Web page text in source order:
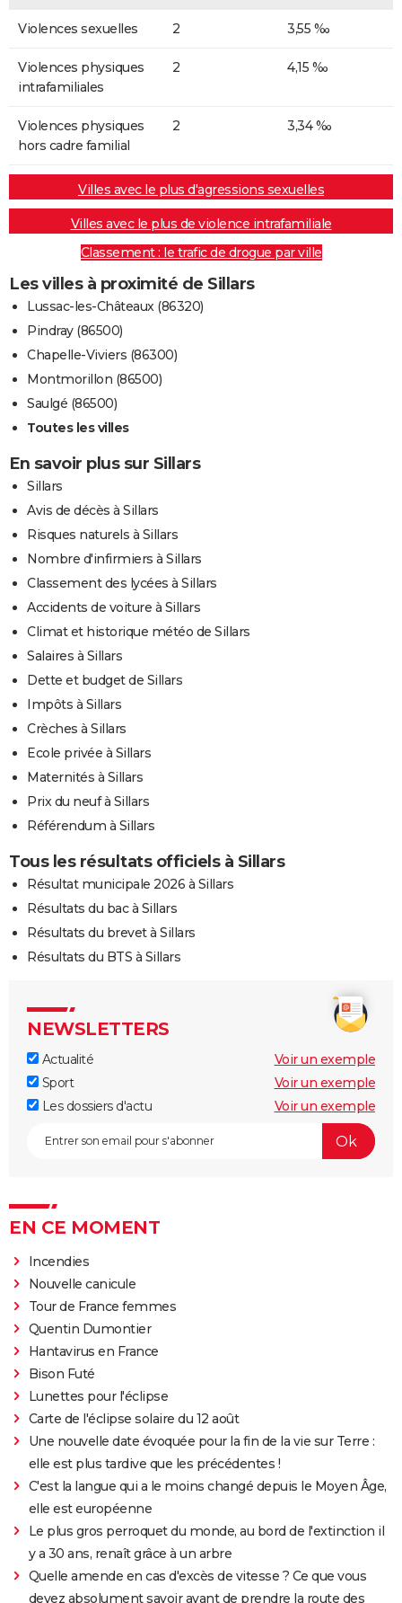
Violences sexuelles 2 3,55 ‰
Violences physiques
intrafamiliales
2 4,15 ‰
Violences physiques
hors cadre familial
2 3,34 ‰
Villes avec le plus d'agressions sexuelles
Villes avec le plus de violence intrafamiliale
Classement : le trafic de drogue par ville
Les villes à proximité de Sillars
Lussac-les-Châteaux (86320)
Pindray (86500)
Chapelle-Viviers (86300)
Montmorillon (86500)
Saulgé (86500)
Toutes les villes
En savoir plus sur Sillars
Sillars
Avis de décès à Sillars
Risques naturels à Sillars
Nombre d'infirmiers à Sillars
Classement des lycées à Sillars
Accidents de voiture à Sillars
Climat et historique météo de Sillars
Salaires à Sillars
Dette et budget de Sillars
Impôts à Sillars
Crèches à Sillars
Ecole privée à Sillars
Maternités à Sillars
Prix du neuf à Sillars
Référendum à Sillars
Tous les résultats officiels à Sillars
Résultat municipale 2026 à Sillars
Résultats du bac à Sillars
Résultats du brevet à Sillars
Résultats du BTS à Sillars
NEWSLETTERS
Actualité
Voir un exemple
Sport
Voir un exemple
Les dossiers d'actu
Voir un exemple
EN CE MOMENT
Incendies
Nouvelle canicule
Tour de France femmes
Quentin Dumontier
Hantavirus en France
Bison Futé
Lunettes pour l'éclipse
Carte de l'éclipse solaire du 12 août
Une nouvelle date évoquée pour la fin de la vie sur Terre :
elle est plus tardive que les précédentes !
C'est la langue qui a le moins changé depuis le Moyen Âge,
elle est européenne
Le plus gros perroquet du monde, au bord de l'extinction il
y a 30 ans, renaît grâce à un arbre
Quelle amende en cas d'excès de vitesse ? Ce que vous
devez absolument savoir avant de prendre la route des